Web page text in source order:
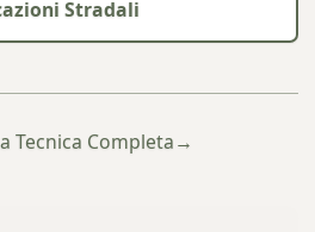
Stradali
Tecnica Completa→